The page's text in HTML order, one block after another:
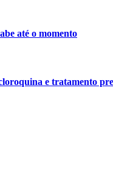
até o momento
e tratamento